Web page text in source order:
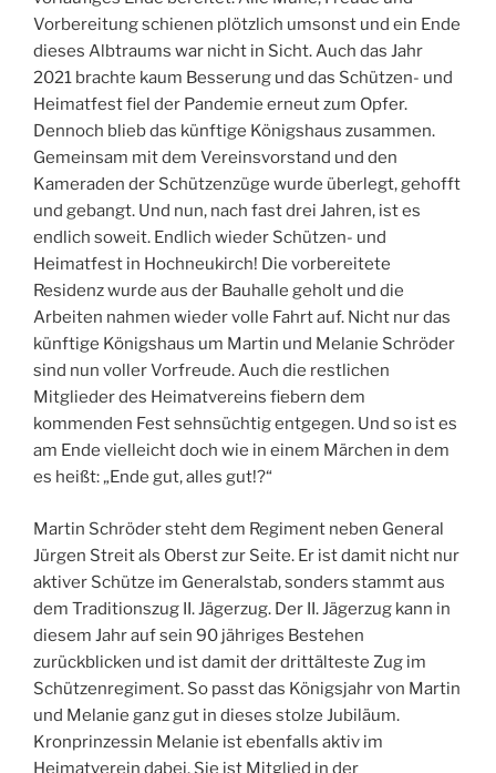
Vorbereitung schienen plötzlich umsonst und ein Ende
dieses Albtraums war nicht in Sicht. Auch das Jahr
2021 brachte kaum Besserung und das Schützen- und
Heimatfest fiel der Pandemie erneut zum Opfer.
Dennoch blieb das künftige Königshaus zusammen.
Gemeinsam mit dem Vereinsvorstand und den
Kameraden der Schützenzüge wurde überlegt, gehofft
und gebangt. Und nun, nach fast drei Jahren, ist es
endlich soweit. Endlich wieder Schützen- und
Heimatfest in Hochneukirch! Die vorbereitete
Residenz wurde aus der Bauhalle geholt und die
Arbeiten nahmen wieder volle Fahrt auf. Nicht nur das
künftige Königshaus um Martin und Melanie Schröder
sind nun voller Vorfreude. Auch die restlichen
Mitglieder des Heimatvereins fiebern dem
kommenden Fest sehnsüchtig entgegen. Und so ist es
am Ende vielleicht doch wie in einem Märchen in dem
es heißt: „Ende gut, alles gut!?“
Martin Schröder steht dem Regiment neben General
Jürgen Streit als Oberst zur Seite. Er ist damit nicht nur
aktiver Schütze im Generalstab, sonders stammt aus
dem Traditionszug II. Jägerzug. Der II. Jägerzug kann in
diesem Jahr auf sein 90 jähriges Bestehen
zurückblicken und ist damit der drittälteste Zug im
Schützenregiment. So passt das Königsjahr von Martin
und Melanie ganz gut in dieses stolze Jubiläum.
Kronprinzessin Melanie ist ebenfalls aktiv im
Heimatverein dabei. Sie ist Mitglied in der